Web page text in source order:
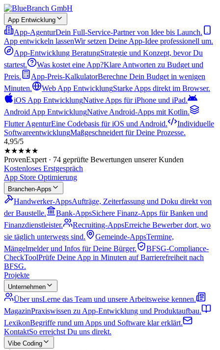
App Entwicklung
App-AgenturDein Full-Service-Partner von Idee bis Launch.
App entwickeln lassenWir setzen Deine App-Idee professionell um.
App-Entwicklung BeratungStrategie und Konzept, bevor Du
startest.
Was kostet eine App?Klare Antworten zu Budget und
Preis.
App-Preis-KalkulatorBerechne Dein Budget in wenigen
Minuten.
Web App EntwicklungStarke Apps direkt im Browser.
iOS App EntwicklungNative Apps für iPhone und iPad.
Android App EntwicklungNative Android-Apps mit Kotlin.
Flutter AgenturEine Codebasis für iOS und Android.
Individuelle
SoftwareentwicklungMaßgeschneidert für Deine Prozesse.
4,95/5
★★★★★
ProvenExpert · 74 geprüfte Bewertungen unserer Kunden
Kostenloses Erstgespräch
App Store Optimierung
Branchen-Apps
Handwerker-AppsAufträge, Zeiterfassung und Doku direkt von
der Baustelle.
Bank-AppsSichere Finanz-Apps für Banken und
Finanzdienstleister.
Recruiting-AppsErreiche Bewerber dort, wo
sie täglich unterwegs sind.
Gemeinde-AppsTermine,
Mängelmelder und Infos für Deine Bürger.
BFSG-Compliance-
CheckToolPrüfe Deine App in Minuten auf Barrierefreiheit nach
BFSG.
Projekte
Unternehmen
Über unsLerne das Team und unsere Arbeitsweise kennen.
MagazinPraxiswissen zu App-Entwicklung und Produktaufbau.
LexikonBegriffe rund um Apps und Software klar erklärt.
KontaktSo erreichst Du uns direkt.
Vibe Coding